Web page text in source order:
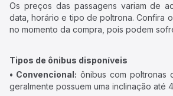
Os preços das passagens variam de
data, horário e tipo de poltrona. Confira
no momento da compra, pois podem
Tipos de ônibus disponíveis
• Convencional: ônibus com poltronas
geralmente possuem uma inclinação até